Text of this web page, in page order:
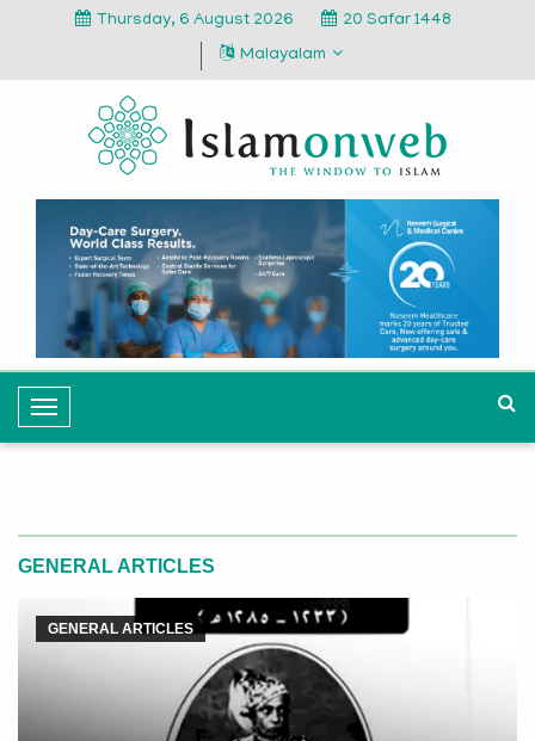
Thursday, 6 August 2026
20 Safar 1448
Malayalam
T
o
e
a
v
GENERAL ARTICLES
GENERAL ARTICLES